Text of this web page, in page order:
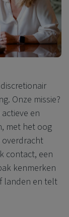
Onze missie?
en
met het oog
overdracht
contact, een
kenmerken
landen en telt